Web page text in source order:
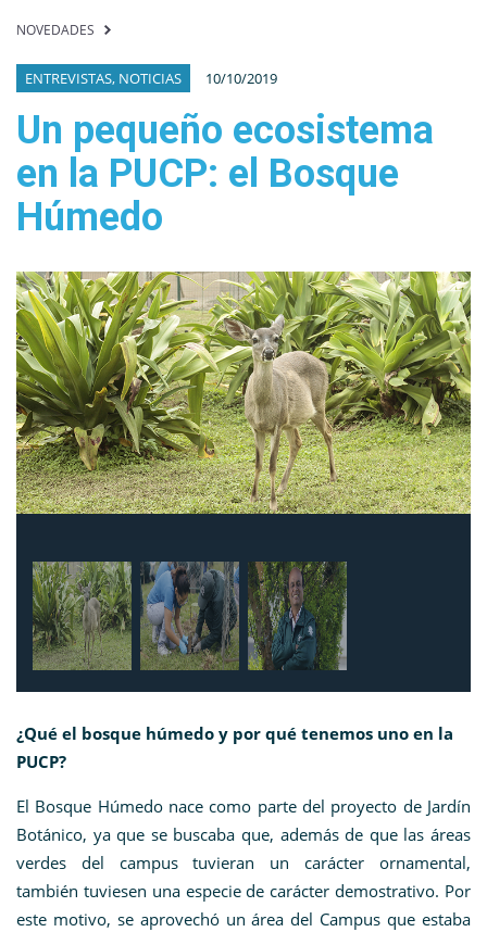
NOVEDADES
ENTREVISTAS, NOTICIAS 10/10/2019
Un pequeño ecosistema
en la PUCP: el Bosque
Húmedo
¿Qué el bosque húmedo y por qué tenemos uno en la
PUCP?
El Bosque Húmedo nace como parte del proyecto de Jardín
Botánico, ya que se buscaba que, además de que las áreas
verdes del campus tuvieran un carácter ornamental,
también tuviesen una especie de carácter demostrativo. Por
este motivo, se aprovechó un área del Campus que estaba